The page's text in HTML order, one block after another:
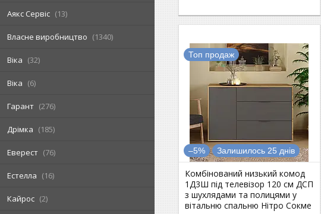
Аякс Сервіс 13
Власне виробництво 1340
Віка 32
Віка 6
Гарант 276
Дрімка 185
Еверест 76
Естелла 16
Кайрос 2
Топ продаж
–5% Залишилось 25 днів
Комбінований низький комод
1Д3Ш під телевізор 120 см ДСП
з шухлядами та полицями у
вітальню спальню Нітро Сокме